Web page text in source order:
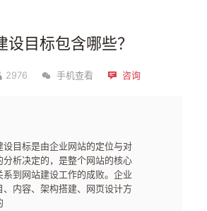
设目标包含哪些？
2976 手机查看 咨询
设目标是由企业网站的定位与对
分析决定的，是整个网站的核心
系到网站建设工作的成败。企业
、内容、架构搭建、网页设计方